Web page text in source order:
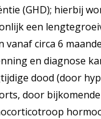
(GHD); hierbij
een
vanaf circa 6
en diagnose
dood (door
door bijkomende